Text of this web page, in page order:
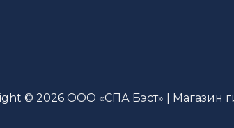
© 2026 ООО «СПА Бэст» | Магазин